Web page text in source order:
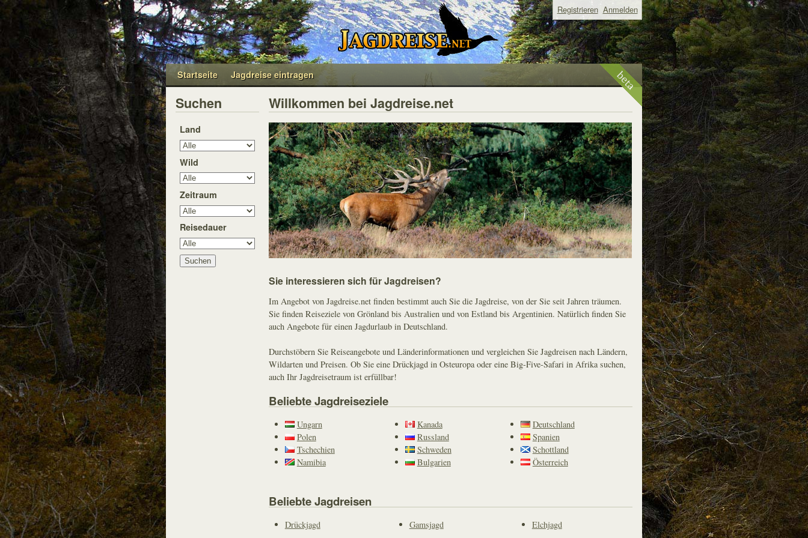
Registrieren Anmelden
Startseite Jagdreise eintragen
Suchen
Land
Wild
Zeitraum
Reisedauer
Willkommen bei Jagdreise.net
Sie interessieren sich für Jagdreisen?
Im Angebot von Jagdreise.net finden bestimmt auch Sie die Jagdreise, von der Sie seit Jahren träumen.
Sie finden Reiseziele von Grönland bis Australien und von Estland bis Argentinien. Natürlich finden Sie
auch Angebote für einen Jagdurlaub in Deutschland.
Durchstöbern Sie Reiseangebote und Länderinformationen und vergleichen Sie Jagdreisen nach Ländern,
Wildarten und Preisen. Ob Sie eine Drückjagd in Osteuropa oder eine Big-Five-Safari in Afrika suchen,
auch Ihr Jagdreisetraum ist erfüllbar!
Beliebte Jagdreiseziele
Ungarn
Polen
Tschechien
Namibia
Kanada
Russland
Schweden
Bulgarien
Deutschland
Spanien
Schottland
Österreich
Beliebte Jagdreisen
Drückjagd Gamsjagd Elchjagd